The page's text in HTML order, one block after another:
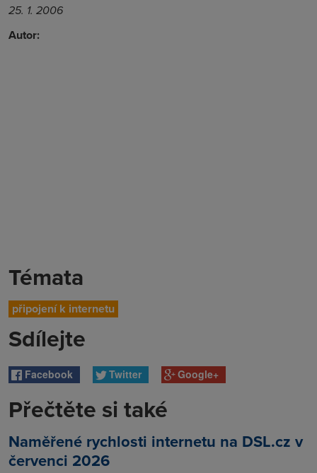
25. 1. 2006
Autor:
Témata
připojení k internetu
Sdílejte
Facebook Twitter Google+
Přečtěte si také
Naměřené rychlosti internetu na DSL.cz v
červenci 2026